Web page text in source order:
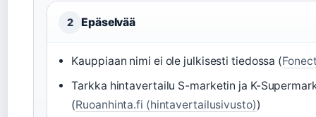
2 Epäselvää
Kauppiaan nimi ei ole julkisesti tiedossa (
Tarkka hintavertailu S-marketin ja K-
(Ruoanhinta.fi (hintavertailusivusto))